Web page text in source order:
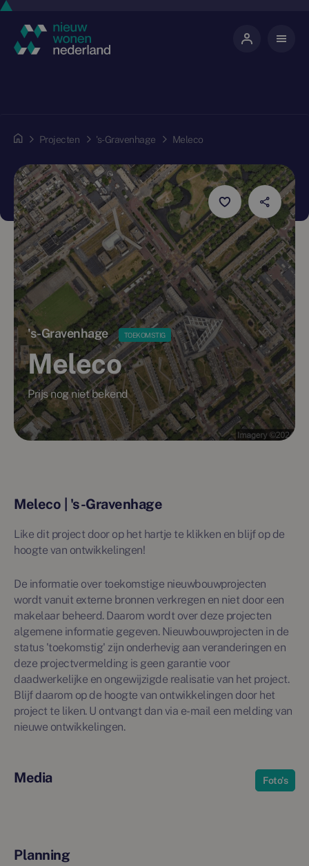
Projecten 's-Gravenhage Meleco
's-Gravenhage TOEKOMSTIG
Meleco
Prijs nog niet bekend
Meleco | 's-Gravenhage
Like dit project door op het hartje te klikken en blijf op de
hoogte van ontwikkelingen!
De informatie over toekomstige nieuwbouwprojecten
wordt vanuit externe bronnen verkregen en niet door een
makelaar beheerd. Daarom wordt over deze projecten
algemene informatie gegeven. Nieuwbouwprojecten in de
status 'toekomstig' zijn onderhevig aan veranderingen en
deze projectvermelding is geen garantie voor
daadwerkelijke en ongewijzigde realisatie van het project.
Blijf daarom op de hoogte van ontwikkelingen door het
project te liken. U ontvangt dan via e-mail een melding van
nieuwe ontwikkelingen.
Media Foto's
Planning